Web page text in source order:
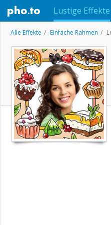
Lustige Effekte
Alle Effekte Einfache Rahmen